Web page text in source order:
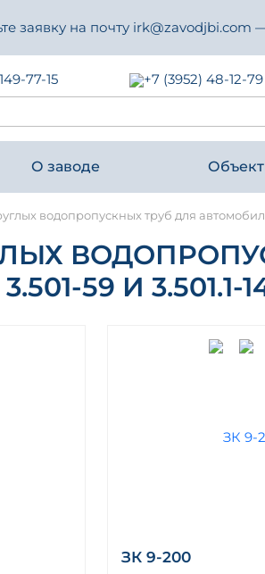
заявку на почту irk@zavodjbi.com
77-15 +7 (3952) 48-12-79
О заводе
водопропускных труб для
59 И 3.501.1-
ЗК 9-200